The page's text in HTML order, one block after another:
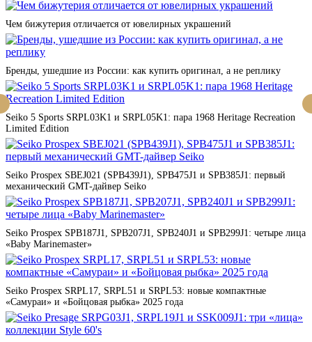
Чем бижутерия отличается от ювелирных украшений
Бренды, ушедшие из России: как купить оригинал, а не реплику
Seiko 5 Sports SRPL03K1 и SRPL05K1: пара 1968 Heritage Recreation
Limited Edition
Seiko Prospex SBEJ021 (SPB439J1), SPB475J1 и SPB385J1: первый
механический GMT-дайвер Seiko
Seiko Prospex SPB187J1, SPB207J1, SPB240J1 и SPB299J1: четыре лица
«Baby Marinemaster»
Seiko Prospex SRPL17, SRPL51 и SRPL53: новые компактные
«Самураи» и «Бойцовая рыбка» 2025 года